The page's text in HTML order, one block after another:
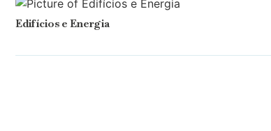
Edifícios e Energia